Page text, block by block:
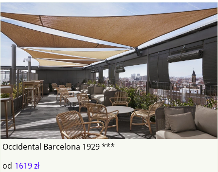
Occidental Barcelona 1929 ***
od 1619 zł